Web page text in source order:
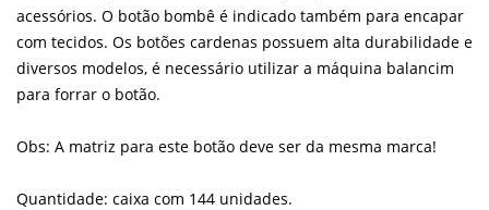
acessórios. O botão bombê é indicado também para encapar
com tecidos. Os botões cardenas possuem alta durabilidade e
diversos modelos, é necessário utilizar a máquina balancim
para forrar o botão.
Obs: A matriz para este botão deve ser da mesma marca!
Quantidade: caixa com 144 unidades.